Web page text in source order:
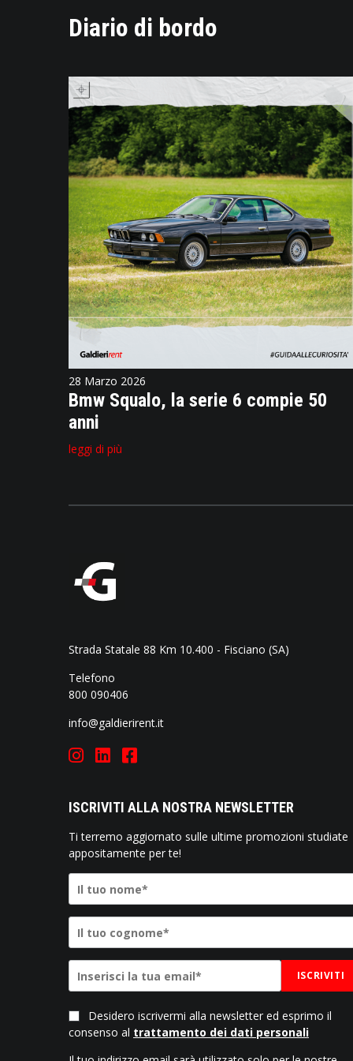
Diario di bordo
28 Marzo 2026
Bmw Squalo, la serie 6 compie 50
anni
leggi di più
Strada Statale 88 Km 10.400 - Fisciano (SA)
Telefono
800 090406
info@galdierirent.it
ISCRIVITI ALLA NOSTRA NEWSLETTER
Ti terremo aggiornato sulle ultime promozioni studiate
appositamente per te!
ISCRIVITI
Desidero iscrivermi alla newsletter ed esprimo il
consenso al trattamento dei dati personali